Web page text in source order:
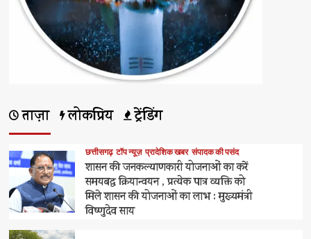
ताज़ा लोकप्रिय ट्रेंडिंग
छत्तीसगढ़ टॉप न्यूज़ प्रादेशिक खबर संपादक की पसंद
शासन की जनकल्याणकारी योजनाओं का करें
समयबद्ध क्रियान्वयन , प्रत्येक पात्र व्यक्ति को
मिले शासन की योजनाओं का लाभ : मुख्यमंत्री
विष्णुदेव साय